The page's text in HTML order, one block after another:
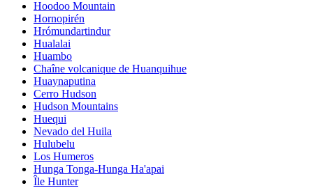
Hoodoo Mountain
Hornopirén
Hrómundartindur
Hualalai
Huambo
Chaîne volcanique de Huanquihue
Huaynaputina
Cerro Hudson
Hudson Mountains
Huequi
Nevado del Huila
Hulubelu
Los Humeros
Hunga Tonga-Hunga Ha'apai
Île Hunter